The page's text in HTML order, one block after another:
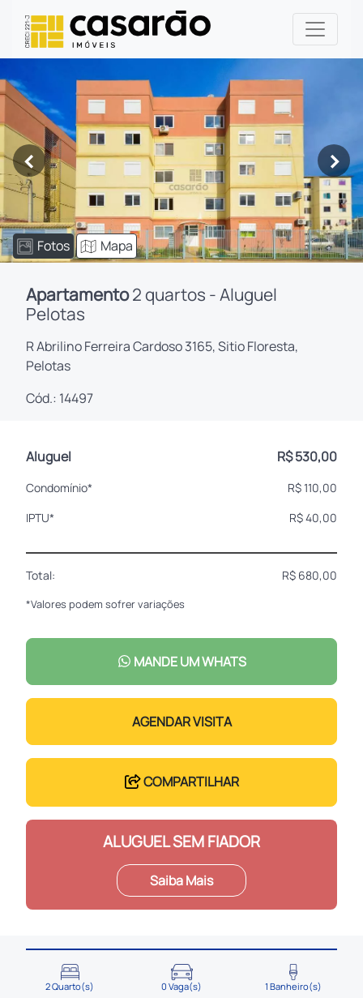
< >
Fotos Mapa
Apartamento2 quartos - Aluguel
Pelotas
R Abrilino Ferreira Cardoso 3165, Sitio Floresta,
Pelotas
Cód.: 14497
Aluguel R$ 530,00
Condomínio*
R$ 110,00
IPTU*
R$ 40,00
Total: R$ 680,00
*Valores podem sofrer variações
MANDE UM WHATS
AGENDAR VISITA
COMPARTILHAR
ALUGUEL SEM FIADOR
Saiba Mais
2 Quarto(s) 0 Vaga(s) 1 Banheiro(s)